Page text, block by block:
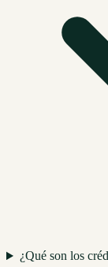
¿Qué son los